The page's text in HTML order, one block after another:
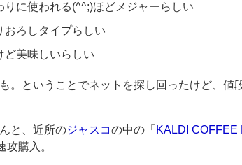
りに使われる(^^;)ほどメジャーらしい
おろしタイプらしい
ど美味しいらしい
。ということでネットを探し回ったけど、値
と、近所のジャスコの中の「 KALDI COFFEE
攻購入。